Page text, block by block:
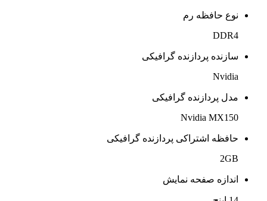
نوع حافظه رم
DDR4
سازنده پردازنده گرافیکی
Nvidia
مدل پردازنده گرافیکی
Nvidia MX150
حافظه اشتراکی پردازنده گرافیکی
2GB
اندازه صفحه نمایش